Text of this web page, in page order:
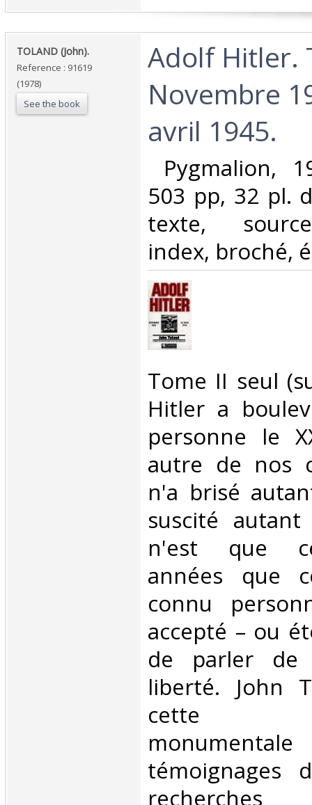
‎TOLAND (John).‎
Reference : 91619
(1978)
See the book
‎Adolf Hitler.
Novembre
avril 1945.‎
Pygmalion,
503 pp, 32 pl.
texte,
index, broché,
‎Tome II seul
Hitler a
personne le
autre de nos
n'a brisé
suscité
n'est que
années que
connu
accepté – ou
de parler
liberté. John
cette
témoignages
recherches